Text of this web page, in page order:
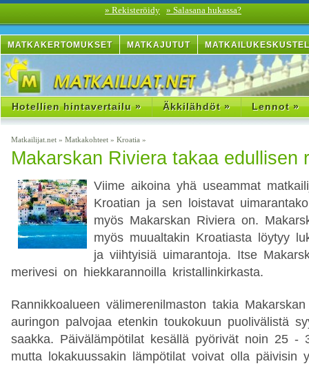
» Rekisteröidy » Salasana hukassa?
MATKAKERTOMUKSET MATKAJUTUT
Hotellien hintavertailu » Äkkilähdöt » Lennot »
Matkailijat.net » Matkakohteet » Kroatia »
Makarskan Riviera takaa edullisen
Viime aikoina yhä useammat
Kroatian ja sen loistavat
myös Makarskan Riviera on.
myös muualtakin Kroatiasta löytyy
ja viihtyisiä uimarantoja. Itse
merivesi on hiekkarannoilla kristallinkirkasta.
Rannikkoalueen välimerenilmaston takia
auringon palvojaa etenkin toukokuun puolivälistä
saakka. Päivälämpötilat kesällä pyörivät noin 25 -
mutta lokakuussakin lämpötilat voivat olla päivisin